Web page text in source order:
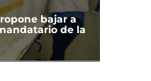
bajar a
de la